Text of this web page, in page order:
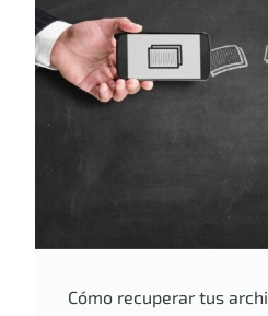
Cómo recuperar tus